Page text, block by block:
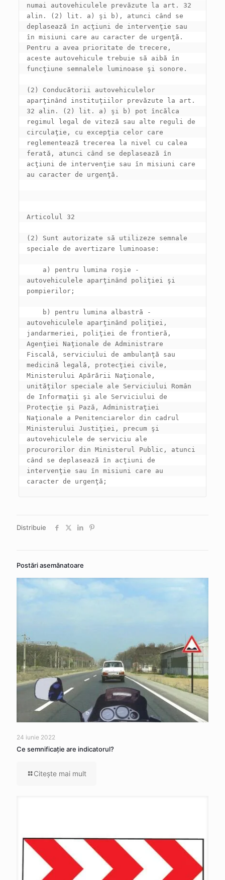
numai autovehiculele prevăzute la art. 32
alin. (2) lit. a) şi b), atunci când se
deplasează în acţiuni de intervenţie sau
în misiuni care au caracter de urgenţă.
Pentru a avea prioritate de trecere,
aceste autovehicule trebuie să aibă în
(2) Conducătorii autovehiculelor
aparţinând instituţiilor prevăzute la art.
32 alin. (2) lit. a) şi b) pot încălca
regimul legal de viteză sau alte reguli de
circulaţie, cu excepţia celor care
reglementează trecerea la nivel cu calea
ferată, atunci când se deplasează în
acţiuni de intervenţie sau în misiuni care
(2) Sunt autorizate să utilizeze semnale
a) pentru lumina roşie -
autovehiculele aparţinând poliţiei şi
b) pentru lumina albastră -
autovehiculele aparţinând poliţiei,
jandarmeriei, poliţiei de frontieră,
Agenţiei Naţionale de Administrare
Fiscală, serviciului de ambulanţă sau
medicină legală, protecţiei civile,
Ministerului Apărării Naţionale,
unităţilor speciale ale Serviciului Român
de Informaţii şi ale Serviciului de
Protecţie şi Pază, Administraţiei
Naţionale a Penitenciarelor din cadrul
Ministerului Justiţiei, precum şi
autovehiculele de serviciu ale
procurorilor din Ministerul Public, atunci
când se deplasează în acţiuni de
intervenţie sau în misiuni care au
caracter de urgenţă;
Distribuie
Postări asemănatoare
24 iunie 2022
Ce semnificaţie are indicatorul?
Citeşte mai mult